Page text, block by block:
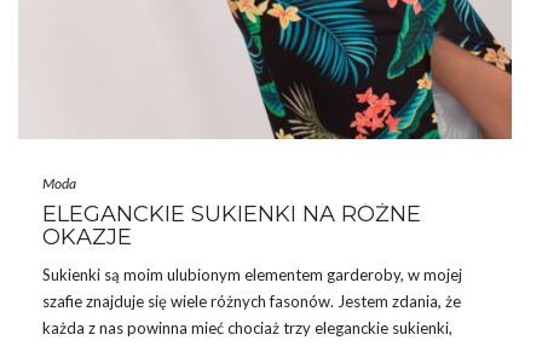
Moda
ELEGANCKIE SUKIENKI NA RÓŻNE
OKAZJE
Sukienki są moim ulubionym elementem garderoby, w mojej
szafie znajduje się wiele różnych fasonów. Jestem zdania, że
każda z nas powinna mieć chociaż trzy eleganckie sukienki,